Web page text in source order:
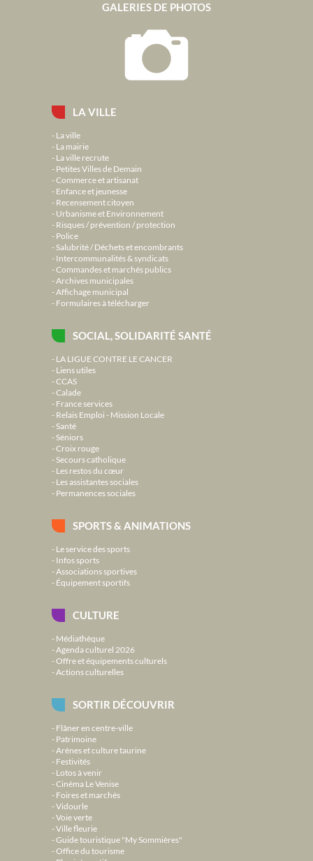
LA VILLE
La ville
La mairie
La ville recrute
Petites Villes de Demain
Commerce et artisanat
Enfance et jeunesse
Recensement citoyen
Urbanisme et Environnement
Risques / prévention / protection
Police
Salubrité / Déchets et encombrants
Intercommunalités & syndicats
Commandes et marchés publics
Archives municipales
Affichage municipal
Formulaires à télécharger
SOCIAL, SOLIDARITÉ SANTÉ
LA LIGUE CONTRE LE CANCER
Liens utiles
CCAS
Calade
France services
Relais Emploi - Mission Locale
Santé
Séniors
Croix rouge
Secours catholique
Les restos du cœur
Les assistantes sociales
Permanences sociales
SPORTS & ANIMATIONS
Le service des sports
Infos sports
Associations sportives
Équipement sportifs
CULTURE
Médiathèque
Agenda culturel 2026
Offre et équipements culturels
Actions culturelles
SORTIR DÉCOUVRIR
Flâner en centre-ville
Patrimoine
Arènes et culture taurine
Festivités
Lotos à venir
Cinéma Le Venise
Foires et marchés
Vidourle
Voie verte
Ville fleurie
Guide touristique "My Sommières"
Office du tourisme
GALERIES DE PHOTOS